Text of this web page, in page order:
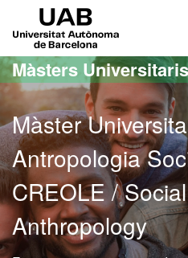
Ves al contingut principal
Ves a la navegació de la pàgina
Màsters Universitaris
Màster
Antropologia
CREOLE /
Anthropology